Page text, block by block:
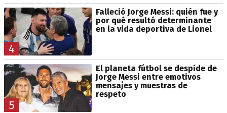
4
Falleció Jorge Messi: quién fue y
por qué resultó determinante
en la vida deportiva de Lionel
5
El planeta fútbol se despide de
Jorge Messi entre emotivos
mensajes y muestras de
respeto